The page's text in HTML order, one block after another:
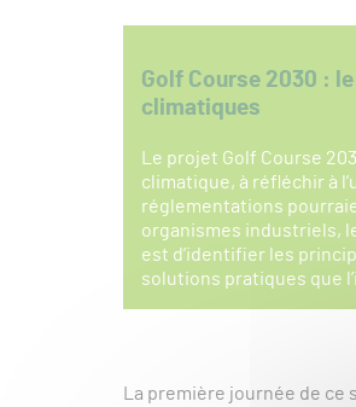
Golf Course 2030 :
climatiques
Le projet Golf Course
climatique, à réfléchir à
réglementations
organismes industriels,
est d’identifier les
solutions pratiques que
La première journée de ce